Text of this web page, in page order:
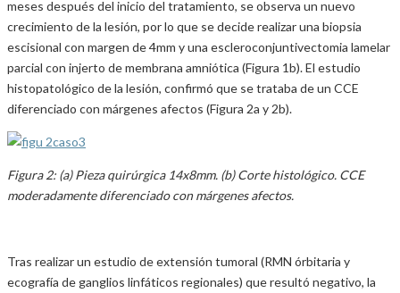
meses después del inicio del tratamiento, se observa un nuevo
crecimiento de la lesión, por lo que se decide realizar una biopsia
escisional con margen de 4mm y una escleroconjuntivectomia lamelar
parcial con injerto de membrana amniótica (Figura 1b). El estudio
histopatológico de la lesión, confirmó que se trataba de un CCE
diferenciado con márgenes afectos (Figura 2a y 2b).
Figura 2: (a) Pieza quirúrgica 14x8mm. (b) Corte histológico. CCE
moderadamente diferenciado con márgenes afectos.
Tras realizar un estudio de extensión tumoral (RMN órbitaria y
ecografía de ganglios linfáticos regionales) que resultó negativo, la